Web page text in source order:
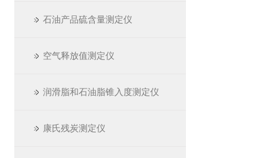
石油产品硫含量测定仪
空气释放值测定仪
润滑脂和石油脂锥入度测定仪
康氏残炭测定仪